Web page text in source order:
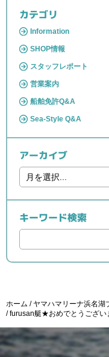
カテゴリ
Information
SHOP情報
スタッフレポート
営業案内
船舶免許Q&A
Sea-Style Q&A
アーカイブ
キーワード検索
ホーム ヤマハマリーナ浜名湖
furusan艇★おめでとうござい